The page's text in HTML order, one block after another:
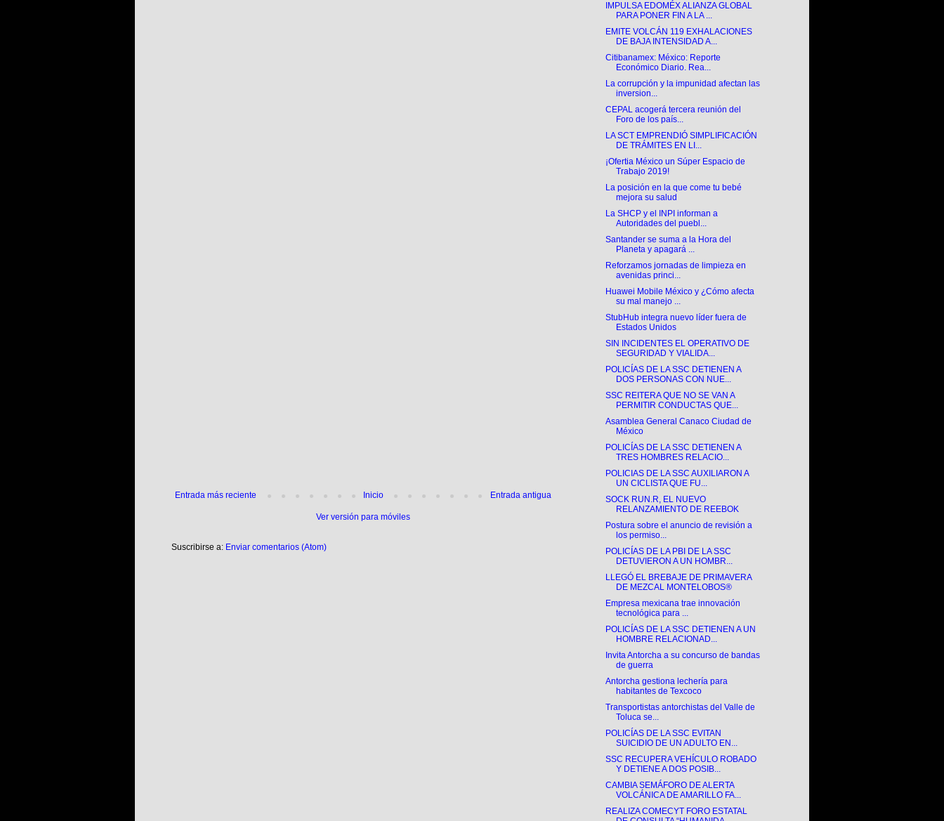
Entrada más reciente Entrada antigua
Inicio
Ver versión para móviles
Suscribirse a: Enviar comentarios (Atom)
IMPULSA EDOMÉX ALIANZA GLOBAL
PARA PONER FIN A LA ...
EMITE VOLCÁN 119 EXHALACIONES
DE BAJA INTENSIDAD A...
Citibanamex: México: Reporte
Económico Diario. Rea...
La corrupción y la impunidad afectan las
inversion...
CEPAL acogerá tercera reunión del
Foro de los país...
LA SCT EMPRENDIÓ SIMPLIFICACIÓN
DE TRÁMITES EN LI...
¡Ofertia México un Súper Espacio de
Trabajo 2019!
La posición en la que come tu bebé
mejora su salud
La SHCP y el INPI informan a
Autoridades del puebl...
Santander se suma a la Hora del
Planeta y apagará ...
Reforzamos jornadas de limpieza en
avenidas princi...
Huawei Mobile México y ¿Cómo afecta
su mal manejo ...
StubHub integra nuevo líder fuera de
Estados Unidos
SIN INCIDENTES EL OPERATIVO DE
SEGURIDAD Y VIALIDA...
POLICÍAS DE LA SSC DETIENEN A
DOS PERSONAS CON NUE...
SSC REITERA QUE NO SE VAN A
PERMITIR CONDUCTAS QUE...
Asamblea General Canaco Ciudad de
México
POLICÍAS DE LA SSC DETIENEN A
TRES HOMBRES RELACIO...
POLICIAS DE LA SSC AUXILIARON A
UN CICLISTA QUE FU...
SOCK RUN.R, EL NUEVO
RELANZAMIENTO DE REEBOK
Postura sobre el anuncio de revisión a
los permiso...
POLICÍAS DE LA PBI DE LA SSC
DETUVIERON A UN HOMBR...
LLEGÓ EL BREBAJE DE PRIMAVERA
DE MEZCAL MONTELOBOS®
Empresa mexicana trae innovación
tecnológica para ...
POLICÍAS DE LA SSC DETIENEN A UN
HOMBRE RELACIONAD...
Invita Antorcha a su concurso de bandas
de guerra
Antorcha gestiona lechería para
habitantes de Texcoco
Transportistas antorchistas del Valle de
Toluca se...
POLICÍAS DE LA SSC EVITAN
SUICIDIO DE UN ADULTO EN...
SSC RECUPERA VEHÍCULO ROBADO
Y DETIENE A DOS POSIB...
CAMBIA SEMÁFORO DE ALERTA
VOLCÁNICA DE AMARILLO FA...
REALIZA COMECYT FORO ESTATAL